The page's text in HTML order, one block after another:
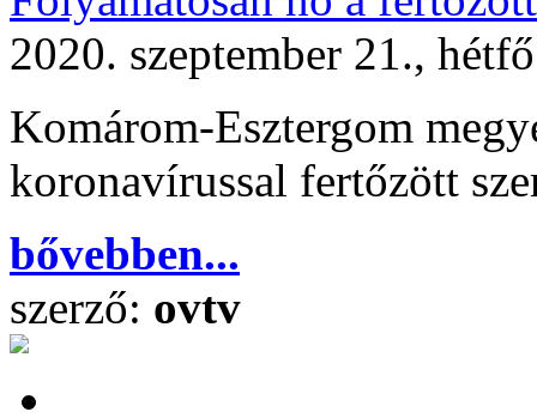
2020. szeptember 21.,
Komárom-Esztergom
koronavírussal fertőzött
bővebben...
szerző: ovtv